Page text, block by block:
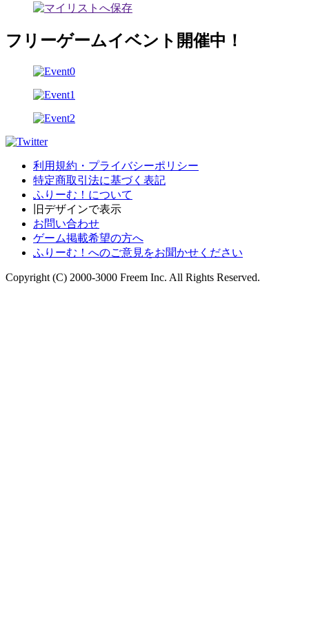
フリーゲームイベント開催中！
利用規約・プライバシーポリシー
特定商取引法に基づく表記
ふりーむ！について
旧デザインで表示
お問い合わせ
ゲーム掲載希望の方へ
ふりーむ！へのご意見をお聞かせください
Copyright (C) 2000-3000 Freem Inc. All Rights Reserved.